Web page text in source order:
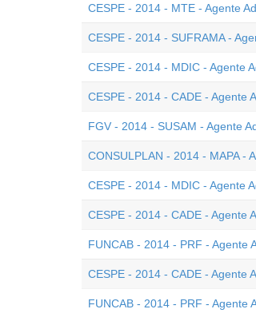
CESPE - 2014 - MTE - Agente
CESPE - 2014 - SUFRAMA -
CESPE - 2014 - MDIC - Agente
CESPE - 2014 - CADE - Agente
FGV - 2014 - SUSAM - Agente
CONSULPLAN - 2014 - MAPA -
CESPE - 2014 - MDIC - Agente
CESPE - 2014 - CADE - Agente
FUNCAB - 2014 - PRF - Agente
CESPE - 2014 - CADE - Agente
FUNCAB - 2014 - PRF - Agente